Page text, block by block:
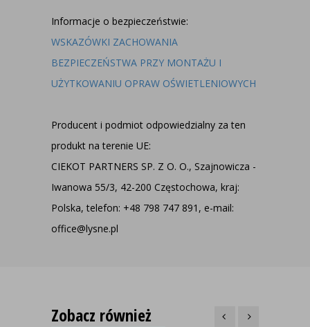
Informacje o bezpieczeństwie:
WSKAZÓWKI ZACHOWANIA
BEZPIECZEŃSTWA PRZY MONTAŻU I
UŻYTKOWANIU OPRAW OŚWIETLENIOWYCH
Producent i podmiot odpowiedzialny za ten
produkt na terenie UE:
CIEKOT PARTNERS SP. Z O. O., Szajnowicza -
Iwanowa 55/3, 42-200 Częstochowa, kraj:
Polska, telefon: +48 798 747 891, e-mail:
office@lysne.pl
Zobacz również